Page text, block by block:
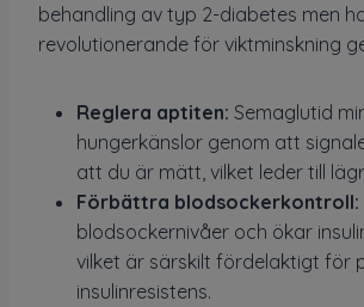
behandling av typ 2-diabetes men
revolutionerande för viktminskning
Reglera aptiten: Semaglutid
hungerkänslor genom att
att du är mätt, vilket leder till
Förbättra blodsockerkontroll:
blodsockernivåer och ökar
vilket är särskilt fördelaktigt för
insulinresistens.